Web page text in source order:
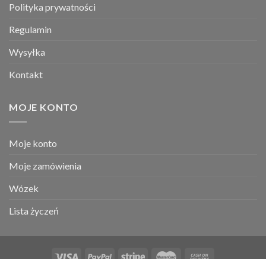
Polityka prywatności
Regulamin
Wysyłka
Kontakt
MOJE KONTO
Moje konto
Moje zamówienia
Wózek
Lista życzeń